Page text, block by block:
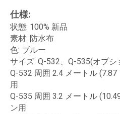
仕様:
状態: 100% 新品
素材: 防水布
色: ブルー
サイズ: Q-532、Q-535(オプシ
Q-532 周囲 2.4 メートル
用
Q-535 周囲 3.2 メートル
ン用